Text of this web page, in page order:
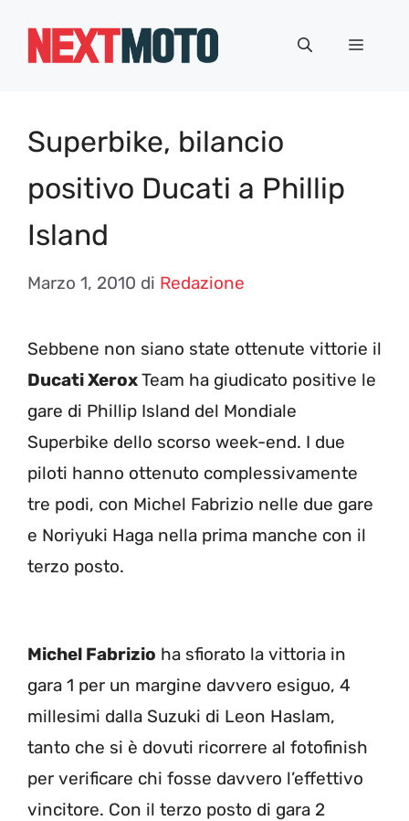
Menu
Superbike, bilancio
positivo Ducati a Phillip
Island
Marzo 1, 2010 di Redazione
Sebbene non siano state ottenute vittorie il
Ducati XeroxTeam ha giudicato positive le
gare di Phillip Island del Mondiale
Superbike dello scorso week-end. I due
piloti hanno ottenuto complessivamente
tre podi, con Michel Fabrizio nelle due gare
e Noriyuki Haga nella prima manche con il
terzo posto.
Michel Fabrizio ha sfiorato la vittoria in
gara 1 per un margine davvero esiguo, 4
millesimi dalla Suzuki di Leon Haslam,
tanto che si è dovuti ricorrere al fotofinish
per verificare chi fosse davvero l’effettivo
vincitore. Con il terzo posto di gara 2